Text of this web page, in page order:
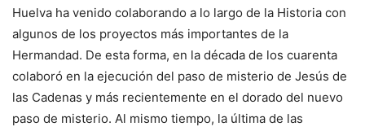
Huelva ha venido colaborando a lo largo de la Historia con
algunos de los proyectos más importantes de la
Hermandad. De esta forma, en la década de los cuarenta
colaboró en la ejecución del paso de misterio de Jesús de
las Cadenas y más recientemente en el dorado del nuevo
paso de misterio. Al mismo tiempo, la última de las